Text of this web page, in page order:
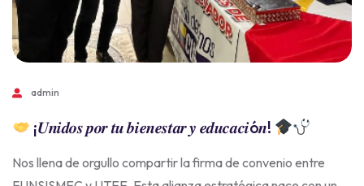
admin
¡𝑼𝒏𝒊𝒅𝒐𝒔 𝒑𝒐𝒓 𝒕𝒖 𝒃𝒊𝒆𝒏𝒆𝒔𝒕𝒂𝒓 𝒚 𝒆𝒅𝒖𝒄𝒂𝒄𝒊ó𝒏!
Nos llena de orgullo compartir la firma de convenio entre